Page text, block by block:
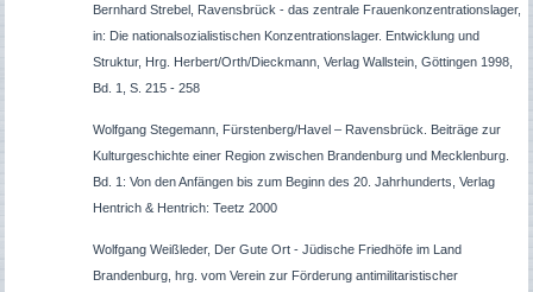
Bernhard Strebel, Ravensbrück - das zentrale Frauenkonzentrationslager,
in: Die nationalsozialistischen Konzentrationslager. Entwicklung und
Struktur, Hrg. Herbert/Orth/Dieckmann, Verlag Wallstein, Göttingen 1998,
Bd. 1, S. 215 - 258
Wolfgang Stegemann, Fürstenberg/Havel – Ravensbrück. Beiträge zur
Kulturgeschichte einer Region zwischen Brandenburg und Mecklenburg.
Bd. 1: Von den Anfängen bis zum Beginn des 20. Jahrhunderts, Verlag
Hentrich & Hentrich: Teetz 2000
Wolfgang Weißleder, Der Gute Ort - Jüdische Friedhöfe im Land
Brandenburg, hrg. vom Verein zur Förderung antimilitaristischer